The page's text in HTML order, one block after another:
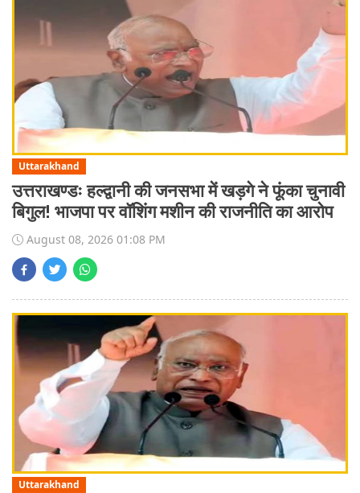
Uttarakhand
उत्तराखण्डः हल्द्वानी की जनसभा में खड़गे ने फूंका चुनावी
बिगुल! भाजपा पर वॉशिंग मशीन की राजनीति का आरोप
August 08, 2026 01:08 PM
Uttarakhand